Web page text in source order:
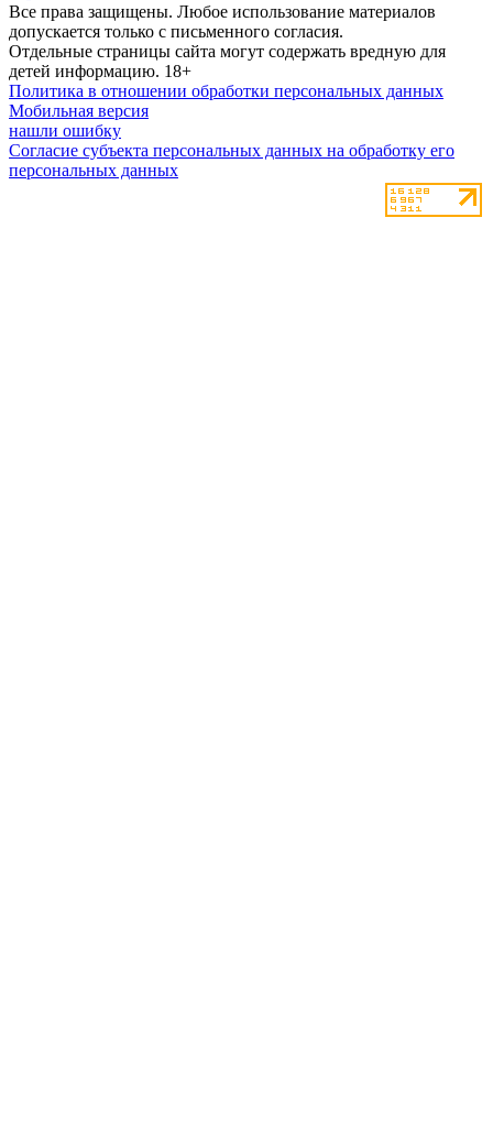
Все права защищены. Любое использование материалов
допускается только с письменного согласия.
Отдельные страницы сайта могут содержать вредную для
детей информацию. 18+
Политика в отношении обработки персональных данных
Мобильная версия
нашли ошибку
Согласие субъекта персональных данных на обработку его
персональных данных